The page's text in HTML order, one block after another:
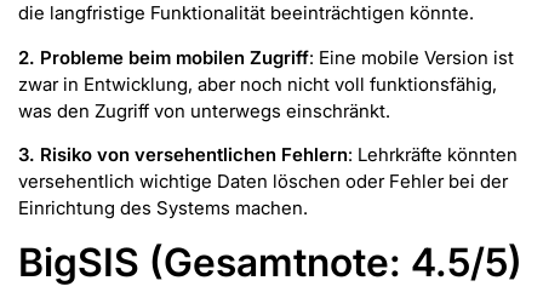
die langfristige Funktionalität beeinträchtigen könnte.
2. Probleme beim mobilen Zugriff: Eine mobile Version ist
zwar in Entwicklung, aber noch nicht voll funktionsfähig,
was den Zugriff von unterwegs einschränkt.
3. Risiko von versehentlichen Fehlern: Lehrkräfte könnten
versehentlich wichtige Daten löschen oder Fehler bei der
Einrichtung des Systems machen.
BigSIS (Gesamtnote: 4.5/5)